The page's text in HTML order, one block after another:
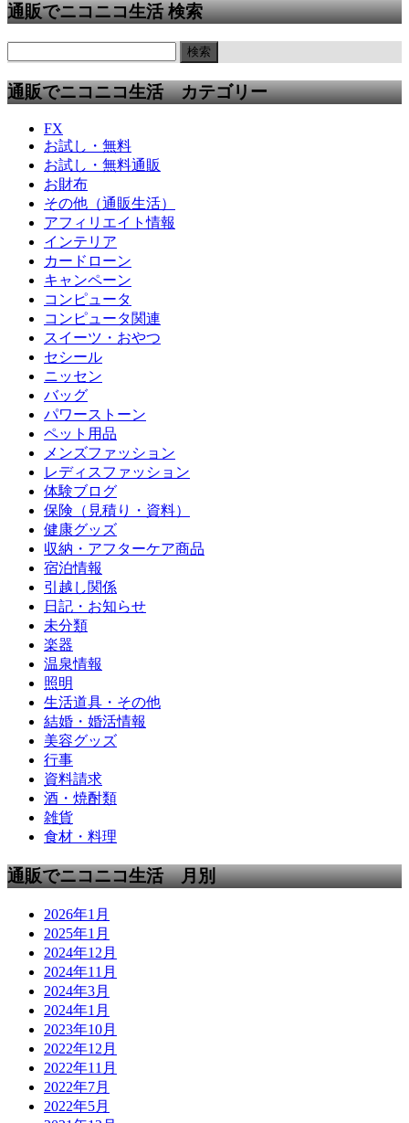
通販でニコニコ生活 検索
通販でニコニコ生活 カテゴリー
FX
お試し・無料
お試し・無料通販
お財布
その他（通販生活）
アフィリエイト情報
インテリア
カードローン
キャンペーン
コンピュータ
コンピュータ関連
スイーツ・おやつ
セシール
ニッセン
バッグ
パワーストーン
ペット用品
メンズファッション
レディスファッション
体験ブログ
保険（見積り・資料）
健康グッズ
収納・アフターケア商品
宿泊情報
引越し関係
日記・お知らせ
未分類
楽器
温泉情報
照明
生活道具・その他
結婚・婚活情報
美容グッズ
行事
資料請求
酒・焼酎類
雑貨
食材・料理
通販でニコニコ生活 月別
2026年1月
2025年1月
2024年12月
2024年11月
2024年3月
2024年1月
2023年10月
2022年12月
2022年11月
2022年7月
2022年5月